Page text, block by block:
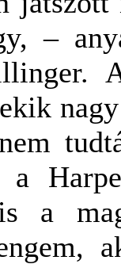
–
a
a